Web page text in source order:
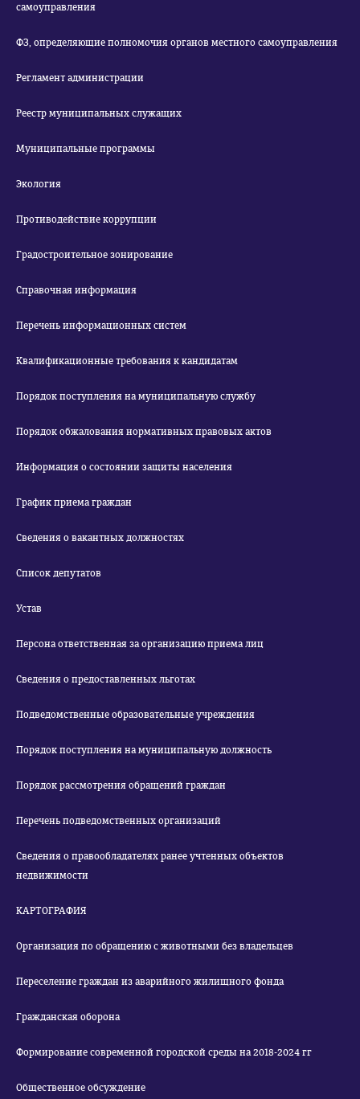
самоуправления
ФЗ, определяющие полномочия органов местного самоуправления
Регламент администрации
Реестр муниципальных служащих
Муниципальные программы
Экология
Противодействие коррупции
Градостроительное зонирование
Справочная информация
Перечень информационных систем
Квалификационные требования к кандидатам
Порядок поступления на муниципальную службу
Порядок обжалования нормативных правовых актов
Информация о состоянии защиты населения
График приема граждан
Сведения о вакантных должностях
Список депутатов
Устав
Персона ответственная за организацию приема лиц
Сведения о предоставленных льготах
Подведомственные образовательные учреждения
Порядок поступления на муниципальную должность
Порядок рассмотрения обращений граждан
Перечень подведомственных организаций
Сведения о правообладателях ранее учтенных объектов
недвижимости
КАРТОГРАФИЯ
Организация по обращению с животными без владельцев
Переселение граждан из аварийного жилищного фонда
Гражданская оборона
Формирование современной городской среды на 2018-2024 гг
Общественное обсуждение